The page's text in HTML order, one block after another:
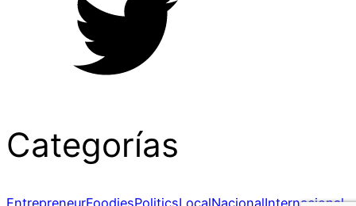
Categorías
EntrepreneurFoodiesPoliticsLocalNacionalInternacional